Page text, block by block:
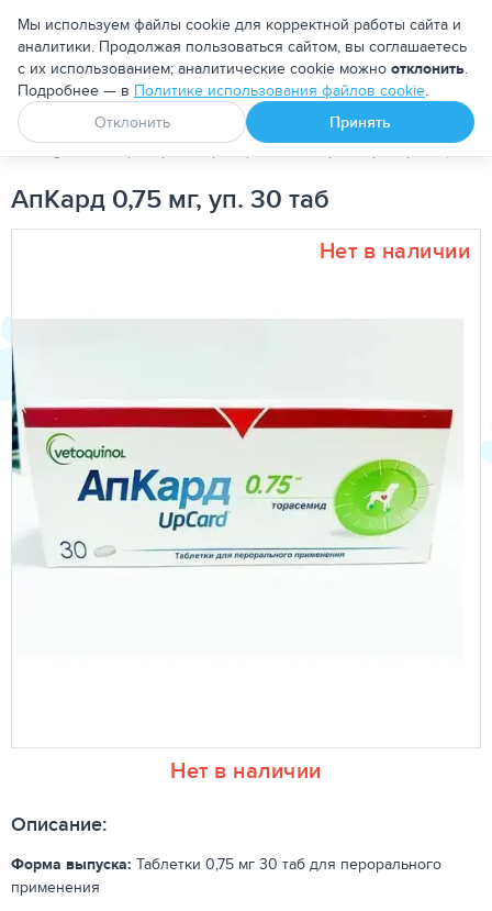
Москва
Апоквел Ветмедин От блох и клещей
PetDog Ветеринарные препараты Кардиопрепараты (для
АпКард 0,75 мг, уп. 30 таб
Нет в наличии
Нет в наличии
Описание:
Форма выпуска: Таблетки 0,75 мг 30 таб для перорального
применения
Мы используем файлы cookie для корректной работы сайта и
аналитики. Продолжая пользоваться сайтом, вы соглашаетесь
с их использованием; аналитические cookie можно отклонить.
Подробнее — в Политике использования файлов cookie.
Отклонить
Принять